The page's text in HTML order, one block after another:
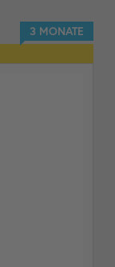
3 MONATE